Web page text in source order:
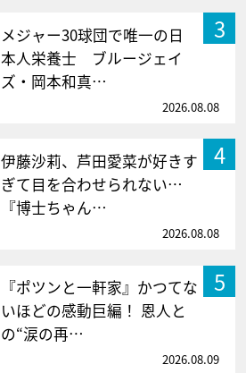
3
メジャー30球団で唯一の日
本人栄養士 ブルージェイ
ズ・岡本和真…
2026.08.08
4
伊藤沙莉、芦田愛菜が好きす
ぎて目を合わせられない…
『博士ちゃん…
2026.08.08
5
『ポツンと一軒家』かつてな
いほどの感動巨編！ 恩人と
の“涙の再…
2026.08.09